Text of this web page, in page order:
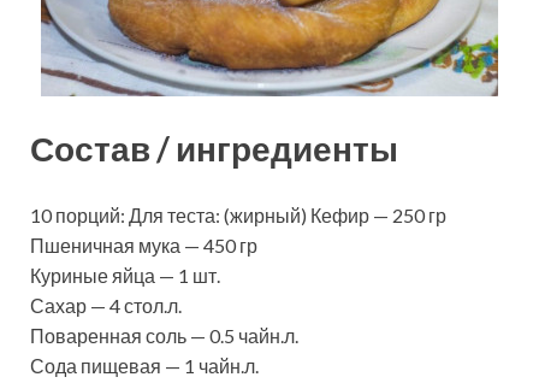
Состав / ингредиенты
10 порций: Для теста: (жирный) Кефир — 250 гр
Пшеничная мука — 450 гр
Куриные яйца — 1 шт.
Сахар — 4 стол.л.
Поваренная соль — 0.5 чайн.л.
Сода пищевая — 1 чайн.л.